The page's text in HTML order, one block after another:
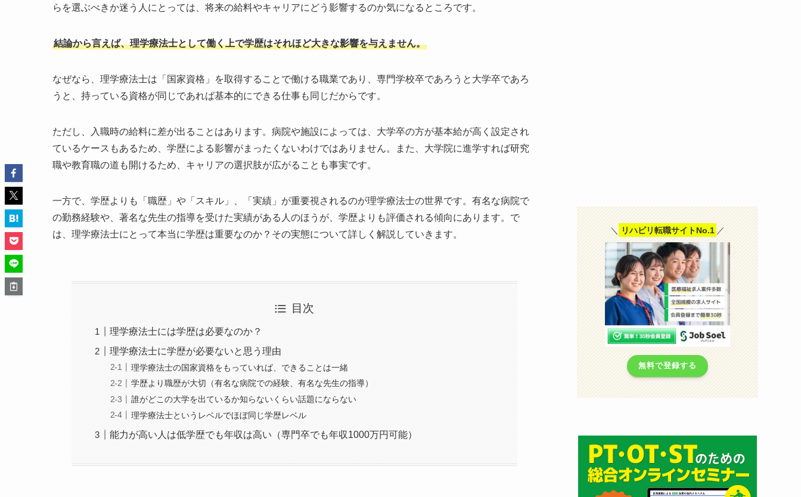
らを選ぶべきか迷う人にとっては、将来の給料やキャリアにどう影響するのか気になるところです。
結論から言えば、理学療法士として働く上で学歴はそれほど大きな影響を与えません。
なぜなら、理学療法士は「国家資格」を取得することで働ける職業であり、専門学校卒であろうと大学卒であろ
うと、持っている資格が同じであれば基本的にできる仕事も同じだからです。
ただし、入職時の給料に差が出ることはあります。病院や施設によっては、大学卒の方が基本給が高く設定され
ているケースもあるため、学歴による影響がまったくないわけではありません。また、大学院に進学すれば研究
職や教育職の道も開けるため、キャリアの選択肢が広がることも事実です。
一方で、学歴よりも「職歴」や「スキル」、「実績」が重要視されるのが理学療法士の世界です。有名な病院で
の勤務経験や、著名な先生の指導を受けた実績がある人のほうが、学歴よりも評価される傾向にあります。で
は、理学療法士にとって本当に学歴は重要なのか？その実態について詳しく解説していきます。
目次
理学療法士には学歴は必要なのか？
理学療法士に学歴が必要ないと思う理由
理学療法士の国家資格をもっていれば、できることは一緒
学歴より職歴が大切（有名な病院での経験、有名な先生の指導）
誰がどこの大学を出ているか知らないくらい話題にならない
理学療法士というレベルでほぼ同じ学歴レベル
能力が高い人は低学歴でも年収は高い（専門卒でも年収1000万円可能）
＼ リハビリ転職サイトNo.1 ／
無料で登録する